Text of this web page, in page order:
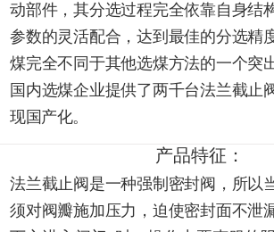
动部件，其分选过程完全依靠自身结
参数的灵活配合，达到最佳的分选精
煤完全不同于其他选煤方法的一个突
国内选煤企业提供了两千台法兰截止
现国产化。
产品特征：
法兰截止阀是一种强制密封阀，所以
须对阀瓣施加压力，迫使密封面不泄